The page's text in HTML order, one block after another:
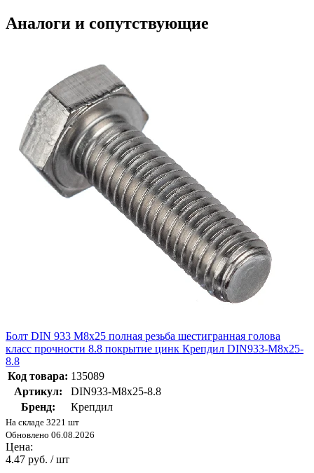
Аналоги и сопутствующие
Болт DIN 933 М8х25 полная резьба шестигранная голова
класс прочности 8.8 покрытие цинк Крепдил DIN933-М8х25-
8.8
Код товара: 135089
Артикул:
DIN933-М8х25-8.8
Бренд:
Крепдил
На складе 3221 шт
Обновлено 06.08.2026
Цена:
4.47 руб. / шт